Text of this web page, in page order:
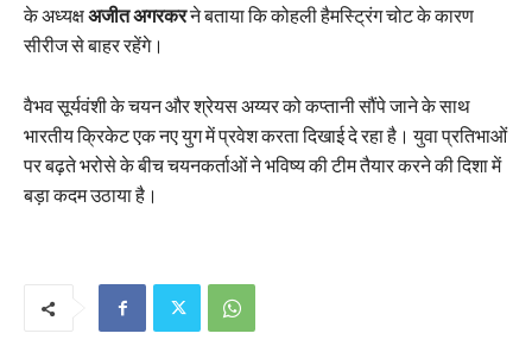
के अध्यक्षअजीत अगरकरने बताया कि कोहली हैमस्ट्रिंग चोट के कारण
सीरीज से बाहर रहेंगे।
वैभव सूर्यवंशी के चयन और श्रेयस अय्यर को कप्तानी सौंपे जाने के साथ
भारतीय क्रिकेट एक नए युग में प्रवेश करता दिखाई दे रहा है। युवा प्रतिभाओं
पर बढ़ते भरोसे के बीच चयनकर्ताओं ने भविष्य की टीम तैयार करने की दिशा में
बड़ा कदम उठाया है।